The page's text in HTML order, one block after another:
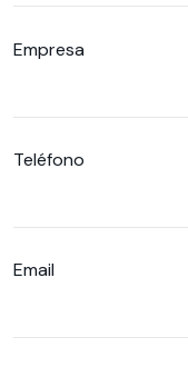
Empresa
Teléfono
Email